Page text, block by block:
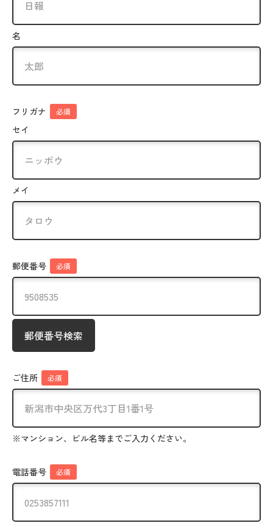
名
フリガナ 必須
セイ
メイ
郵便番号 必須
郵便番号検索
ご住所 必須
※マンション、ビル名等までご入力ください。
電話番号 必須